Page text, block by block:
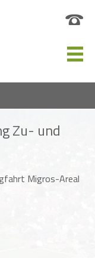
Zu- und
Migros-Areal